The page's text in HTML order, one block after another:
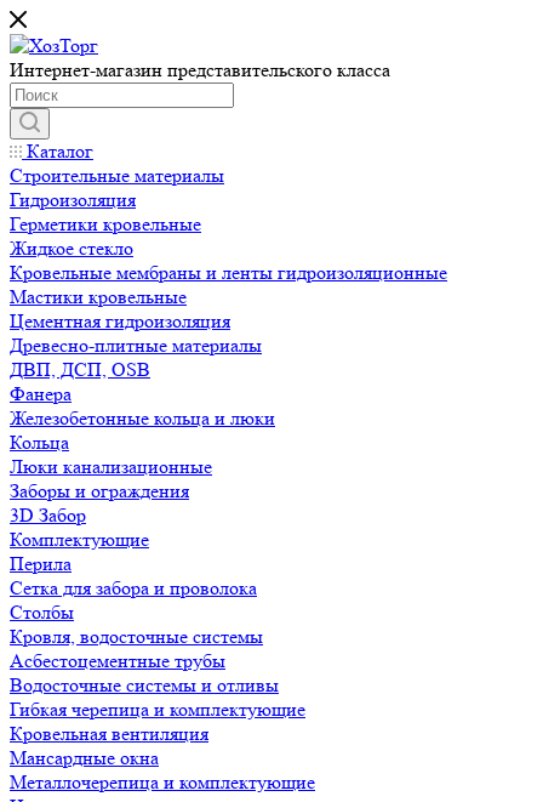
Интернет-магазин представительского класса
Каталог
Строительные материалы
Гидроизоляция
Герметики кровельные
Жидкое стекло
Кровельные мембраны и ленты гидроизоляционные
Мастики кровельные
Цементная гидроизоляция
Древесно-плитные материалы
ДВП, ДСП, OSB
Фанера
Железобетонные кольца и люки
Кольца
Люки канализационные
Заборы и ограждения
3D Забор
Комплектующие
Перила
Сетка для забора и проволока
Столбы
Кровля, водосточные системы
Асбестоцементные трубы
Водосточные системы и отливы
Гибкая черепица и комплектующие
Кровельная вентиляция
Мансардные окна
Металлочерепица и комплектующие